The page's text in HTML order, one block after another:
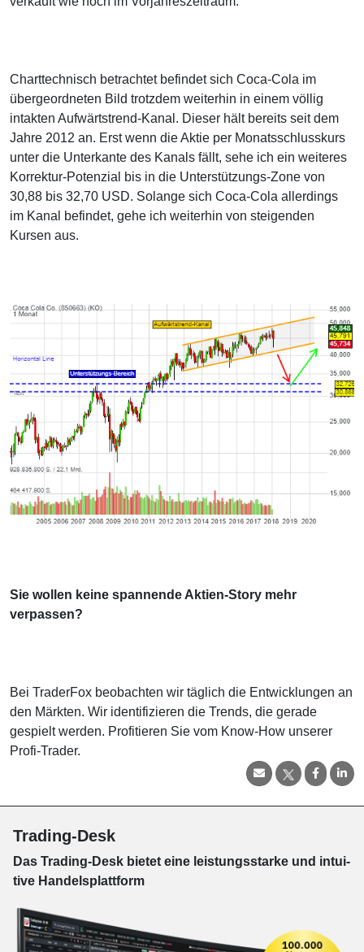
Charttechnisch betrachtet befindet sich Coca-Cola im
übergeordneten Bild trotzdem weiterhin in einem völlig
intakten Aufwärtstrend-Kanal. Dieser hält bereits seit dem
Jahre 2012 an. Erst wenn die Aktie per Monatsschlusskurs
unter die Unterkante des Kanals fällt, sehe ich ein weiteres
Korrektur-Potenzial bis in die Unterstützungs-Zone von
30,88 bis 32,70 USD. Solange sich Coca-Cola allerdings
im Kanal befindet, gehe ich weiterhin von steigenden
Kursen aus.
Sie wollen keine spannende Aktien-Story mehr
verpassen?
Bei TraderFox beobachten wir täglich die Entwicklungen an
den Märkten. Wir identifizieren die Trends, die gerade
gespielt werden. Profitieren Sie vom Know-How unserer
Profi-Trader.
Trading-Desk
Das Trading-Desk bie­tet eine leis­tungs­star­ke und in­tui­
tive Han­dels­platt­form